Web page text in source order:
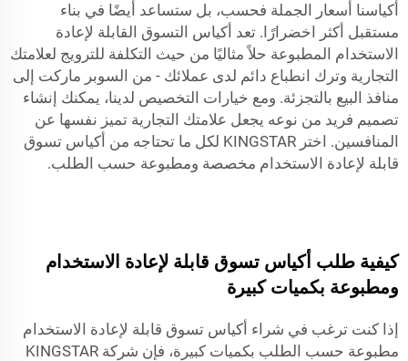
أكياسنا أسعار الجملة فحسب، بل ستساعد أيضًا في بناء
مستقبل أكثر اخضرارًا. تعد أكياس التسوق القابلة لإعادة
الاستخدام المطبوعة حلاً مثاليًا من حيث التكلفة للترويج لعلامتك
التجارية وترك انطباع دائم لدى عملائك - من السوبر ماركت إلى
منافذ البيع بالتجزئة. ومع خيارات التخصيص لدينا، يمكنك إنشاء
تصميم فريد من نوعه يجعل علامتك التجارية تميز نفسها عن
المنافسين. اختر KINGSTAR لكل ما تحتاجه من أكياس تسوق
قابلة لإعادة الاستخدام مخصصة ومطبوعة حسب الطلب.
كيفية طلب أكياس تسوق قابلة لإعادة الاستخدام
ومطبوعة بكميات كبيرة
إذا كنت ترغب في شراء أكياس تسوق قابلة لإعادة الاستخدام
مطبوعة حسب الطلب بكميات كبيرة، فإن شركة KINGSTAR